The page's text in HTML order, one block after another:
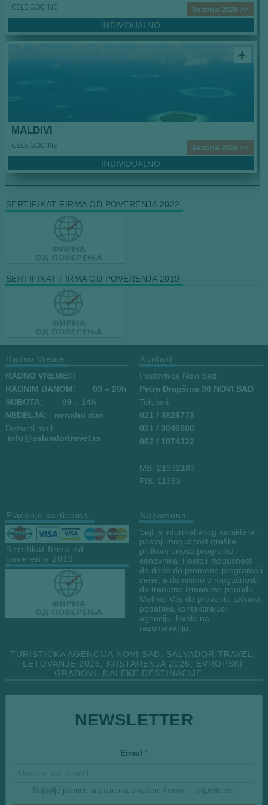
Sezona 2026 >>
CELE GODINE
INDIVIDUALNO
airplanemode_active
MALDIVI
Sezona 2026 >>
CELE GODINE
INDIVIDUALNO
SERTIFIKAT FIRMA OD POVERENJA 2022
SERTIFIKAT FIRMA OD POVERENJA 2019
Radno Vreme
RADNO VREME!!!
RADNIM DANOM:
09 – 20h
SUBOTA: 09 – 14h
NEDELJA: neradni dan
Dežurni mail:
info@salvadortravel.rs
Kontakt
Poslovnica Novi Sad:
Petra Drapšina 36 NOVI SAD
Telefoni:
021 / 3826773
021 / 3040506
062 / 1874322
MB: 21932183
PIB: 11383
Plaćanje karticama:
Sertifikat firma od
poverenja 2019
Napomena:
Sajt je informativnog karaktera i
postoji mogućnost greške
prilikom unosa programa i
cenovnika. Postoji mogućnost
da dođe do promene programa i
cene, a da nismo u mogućnosti
da trenutno izmenimo ponudu.
Molimo Vas da proverite tačnost
podataka kontaktirajući
agenciju. Hvala na
razumevanju.
TURISTIČKA AGENCIJA NOVI SAD, SALVADOR TRAVEL,
LETOVANJE 2026, KRSTARENJA 2026, EVROPSKI
GRADOVI, DALEKE DESTINACIJE…
NEWSLETTER
Email *
Najbolje ponude aranžmana u vašem inboxu – prijavite se.